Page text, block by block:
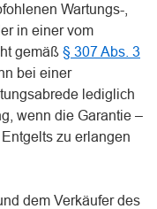
Wartungs-,
in einer vom
gemäß § 307 Abs. 3
bei einer
lediglich
wenn die Garantie –
zu erlangen
dem Verkäufer des